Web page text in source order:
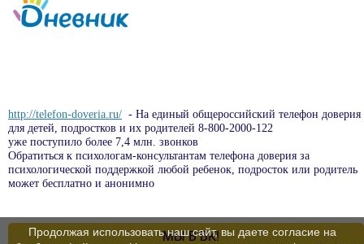
http://telefon-doveria.ru/ - На единый общероссийский телефон доверия
для детей, подростков и их родителей 8-800-2000-122
уже поступило более 7,4 млн. звонков
Обратиться к психологам-консультантам телефона доверия за
психологической поддержкой любой ребенок, подросток или родитель
может бесплатно и анонимно
МЫ В ВК!
Продолжая использовать наш сайт, вы даете согласие на